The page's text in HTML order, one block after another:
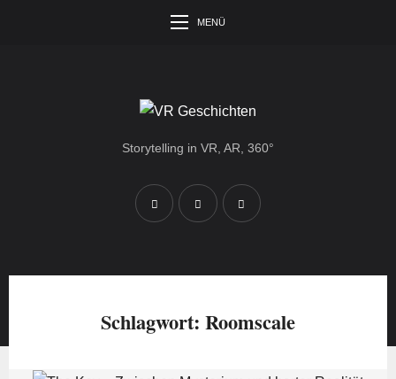
MENÜ
Storytelling in VR, AR, 360°
Schlagwort: Roomscale